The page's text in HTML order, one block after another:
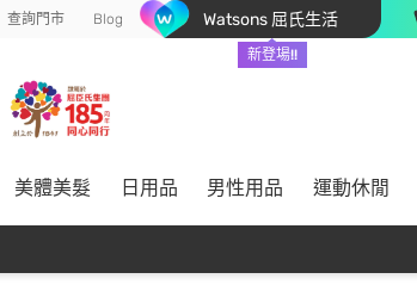
查詢門市 Blog Watsons 屈氏生活
新登場!!
美體美髮 日用品 男性用品 運動休閒